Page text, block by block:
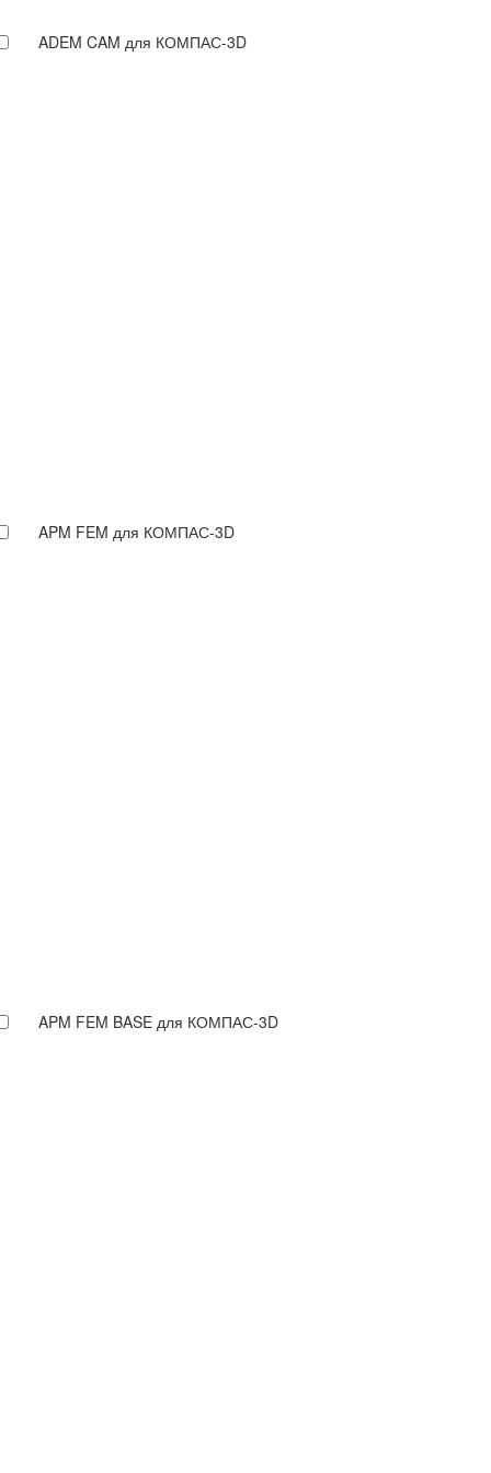
ADEM CAM для КОМПАС-3D
APM FEM для КОМПАС-3D
APM FEM BASE для КОМПАС-3D